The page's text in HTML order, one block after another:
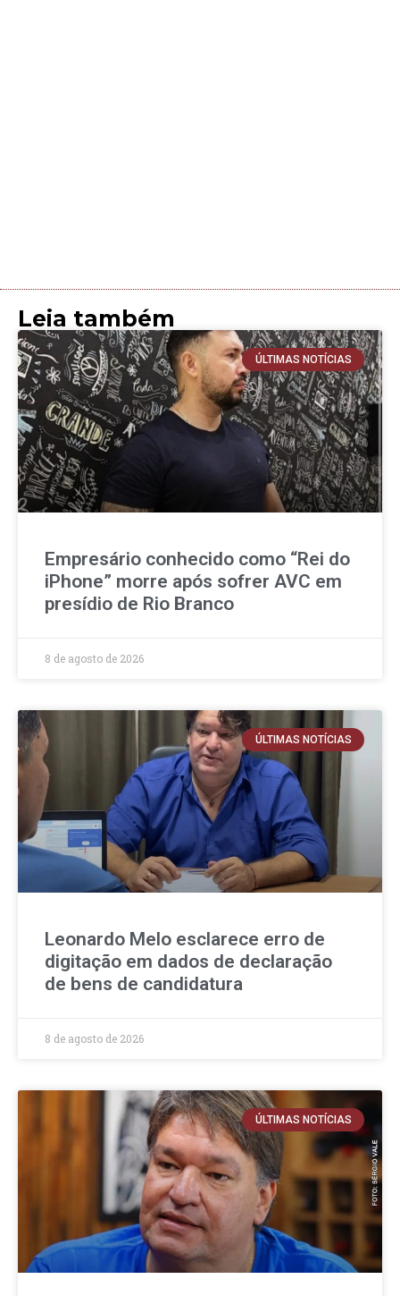
Leia também
ÚLTIMAS NOTÍCIAS
Empresário conhecido como “Rei do
iPhone” morre após sofrer AVC em
presídio de Rio Branco
8 de agosto de 2026
ÚLTIMAS NOTÍCIAS
Leonardo Melo esclarece erro de
digitação em dados de declaração
de bens de candidatura
8 de agosto de 2026
ÚLTIMAS NOTÍCIAS